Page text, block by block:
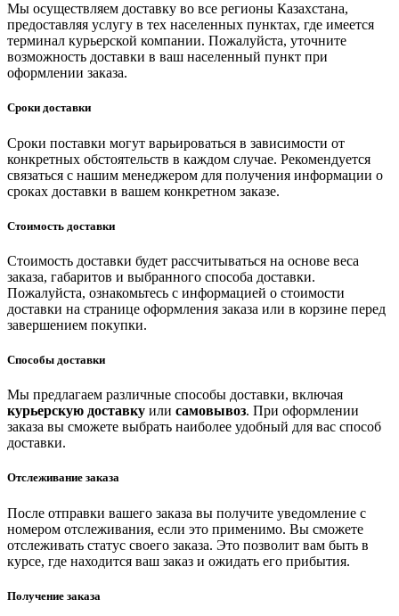
Мы осуществляем доставку во все регионы Казахстана,
предоставляя услугу в тех населенных пунктах, где имеется
терминал курьерской компании. Пожалуйста, уточните
возможность доставки в ваш населенный пункт при
оформлении заказа.
Сроки доставки
Сроки поставки могут варьироваться в зависимости от
конкретных обстоятельств в каждом случае. Рекомендуется
связаться с нашим менеджером для получения информации о
сроках доставки в вашем конкретном заказе.
Стоимость доставки
Стоимость доставки будет рассчитываться на основе веса
заказа, габаритов и выбранного способа доставки.
Пожалуйста, ознакомьтесь с информацией о стоимости
доставки на странице оформления заказа или в корзине перед
завершением покупки.
Способы доставки
Мы предлагаем различные способы доставки, включая
курьерскую доставку или самовывоз. При оформлении
заказа вы сможете выбрать наиболее удобный для вас способ
доставки.
Отслеживание заказа
После отправки вашего заказа вы получите уведомление с
номером отслеживания, если это применимо. Вы сможете
отслеживать статус своего заказа. Это позволит вам быть в
курсе, где находится ваш заказ и ожидать его прибытия.
Получение заказа